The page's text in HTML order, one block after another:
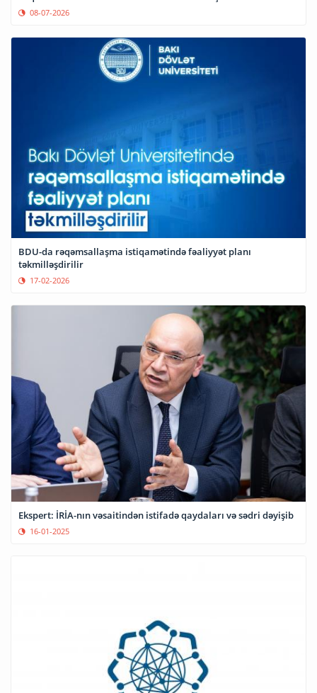
08-07-2026
BDU-da rəqəmsallaşma istiqamətində fəaliyyət planı
təkmilləşdirilir
17-02-2026
Ekspert: İRİA-nın vəsaitindən istifadə qaydaları və sədri dəyişib
16-01-2025